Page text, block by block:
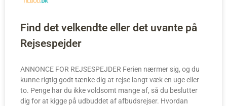
Find det velkendte eller det uvante på
Rejsespejder
ANNONCE FOR REJSESPEJDER Ferien nærmer sig, og du
kunne rigtig godt tænke dig at rejse langt væk en uge eller
to. Penge har du ikke voldsomt mange af, så du beslutter
dig for at kigge på udbuddet af afbudsrejser. Hvordan